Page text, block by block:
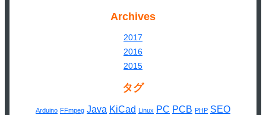
Archives
2017
2016
2015
タグ
Arduino FFmpeg Java KiCad Linux PC PCB PHP SEO